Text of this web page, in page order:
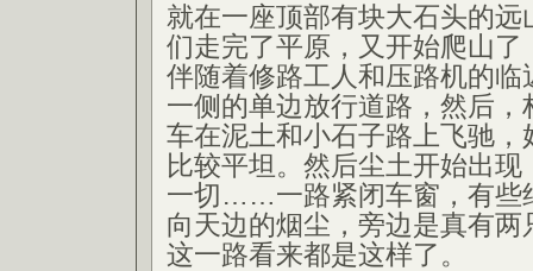
就在一座顶部有块大石头的
们走完了平原，又开始爬山了
伴随着修路工人和压路机的临
一侧的单边放行道路，然后
车在泥土和小石子路上飞驰，
比较平坦。然后尘土开始出
一切……一路紧闭车窗，有些
向天边的烟尘，旁边是真有
这一路看来都是这样了。